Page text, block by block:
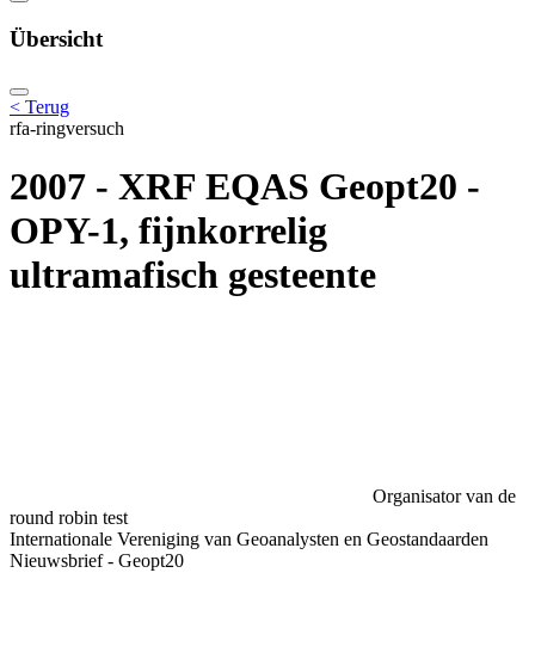
Übersicht
< Terug
rfa-ringversuch
2007 - XRF EQAS Geopt20 -
OPY-1, fijnkorrelig
ultramafisch gesteente
Organisator van de
round robin test
Internationale Vereniging van Geoanalysten en Geostandaarden
Nieuwsbrief - Geopt20